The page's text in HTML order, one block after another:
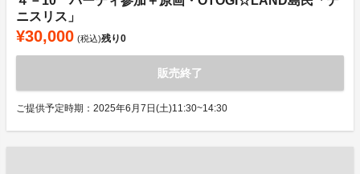
ニスリス」
¥30,000 (税込)残り0
販売終了
ご提供予定時期：2025年6月7日(土)11:30~14:30